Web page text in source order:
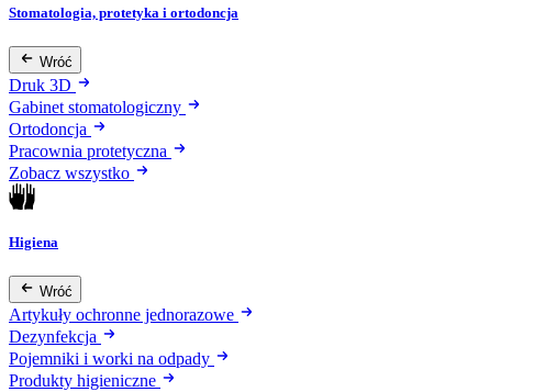
Stomatologia, protetyka i ortodoncja
Wróć
Druk 3D
Gabinet stomatologiczny
Ortodoncja
Pracownia protetyczna
Zobacz wszystko
Higiena
Wróć
Artykuły ochronne jednorazowe
Dezynfekcja
Pojemniki i worki na odpady
Produkty higieniczne